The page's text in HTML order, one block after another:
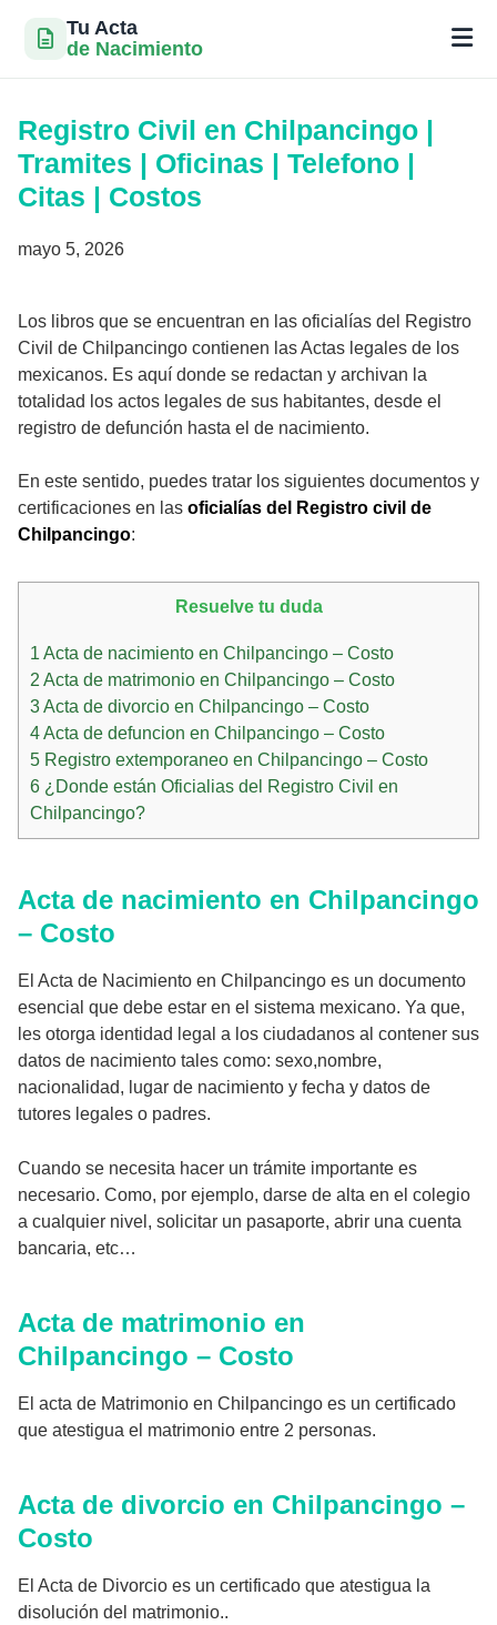
Tu Acta
de Nacimiento
contenido
Registro Civil en Chilpancingo |
Tramites | Oficinas | Telefono |
Citas | Costos
mayo 5, 2026
Los libros que se encuentran en las oficialías del Registro
Civil de Chilpancingo contienen las Actas legales de los
mexicanos. Es aquí donde se redactan y archivan la
totalidad los actos legales de sus habitantes, desde el
registro de defunción hasta el de nacimiento.
En este sentido, puedes tratar los siguientes documentos y
certificaciones en las oficialías del Registro civil de
Chilpancingo:
Resuelve tu duda
1 Acta de nacimiento en Chilpancingo – Costo
2 Acta de matrimonio en Chilpancingo – Costo
3Acta de divorcio en Chilpancingo – Costo
4Acta de defuncion en Chilpancingo – Costo
5 Registro extemporaneo en Chilpancingo – Costo
6 ¿Donde están Oficialias del Registro Civil en
Chilpancingo?
Acta de nacimiento en Chilpancingo
– Costo
El Acta de Nacimiento en Chilpancingo es un documento
esencial que debe estar en el sistema mexicano. Ya que,
les otorga identidad legal a los ciudadanos al contener sus
datos de nacimiento tales como: sexo,nombre,
nacionalidad, lugar de nacimiento y fecha y datos de
tutores legales o padres.
Cuando se necesita hacer un trámite importante es
necesario. Como, por ejemplo, darse de alta en el colegio
a cualquier nivel, solicitar un pasaporte, abrir una cuenta
bancaria, etc…
Acta de matrimonio en
Chilpancingo – Costo
El acta de Matrimonio en Chilpancingo es un certificado
que atestigua el matrimonio entre 2 personas.
Acta de divorcio en Chilpancingo –
Costo
El Acta de Divorcio es un certificado que atestigua la
disolución del matrimonio..